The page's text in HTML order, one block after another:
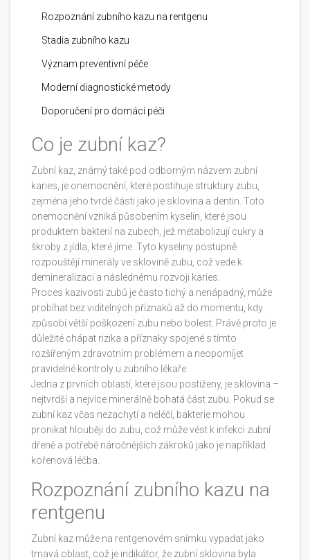
Rozpoznání zubního kazu na rentgenu
Stadia zubního kazu
Význam preventivní péče
Moderní diagnostické metody
Doporučení pro domácí péči
Co je zubní kaz?
Zubní kaz, známý také pod odborným názvem zubní
karies, je onemocnění, které postihuje struktury zubu,
zejména jeho tvrdé části jako je sklovina a dentin. Toto
onemocnění vzniká působením kyselin, které jsou
produktem bakterií na zubech, jež metabolizují cukry a
škroby z jídla, které jíme. Tyto kyseliny postupně
rozpouštějí minerály ve sklovině zubu, což vede k
demineralizaci a následnému rozvoji karies.
Proces kazivosti zubů je často tichý a nenápadný, může
probíhat bez viditelných příznaků až do momentu, kdy
způsobí větší poškození zubu nebo bolest. Právě proto je
důležité chápat rizika a příznaky spojené s tímto
rozšířeným zdravotním problémem a neopomíjet
pravidelné kontroly u zubního lékaře.
Jedna z prvních oblastí, které jsou postiženy, je sklovina –
nejtvrdší a nejvíce minerálně bohatá část zubu. Pokud se
zubní kaz včas nezachytí a neléčí, bakterie mohou
pronikat hlouběji do zubu, což může vést k infekci zubní
dřeně a potřebě náročnějších zákroků jako je například
kořenová léčba.
Rozpoznání zubního kazu na
rentgenu
Zubní kaz může na rentgenovém snímku vypadat jako
tmavá oblast, což je indikátor, že zubní sklovina byla